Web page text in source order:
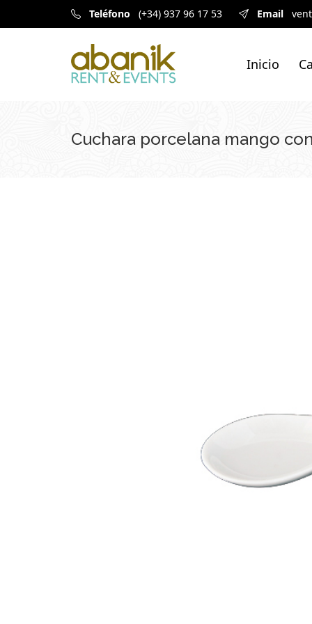
Teléfono (+34) 937 96 17 53 Email
Inicio
Cuchara porcelana mango